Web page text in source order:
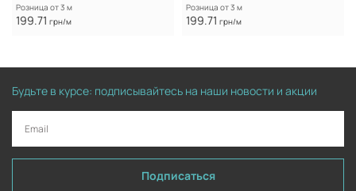
Розница от 3 м
199.71 грн/м
Розница от 3 м
199.71 грн/м
Будьте в курсе: подписывайтесь на наши новости и акции
Подписаться